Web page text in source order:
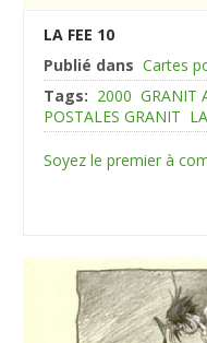
LA FEE 10
Publié dans Cartes
Tags: 2000 GRANIT
POSTALES GRANIT
Soyez le premier à